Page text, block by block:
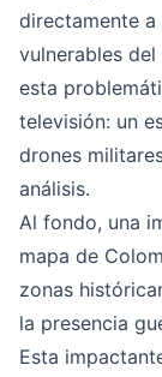
directamente a
vulnerables
esta
televisión: un
drones
análisis.
Al fondo, una
mapa de
zonas
la presencia
Esta